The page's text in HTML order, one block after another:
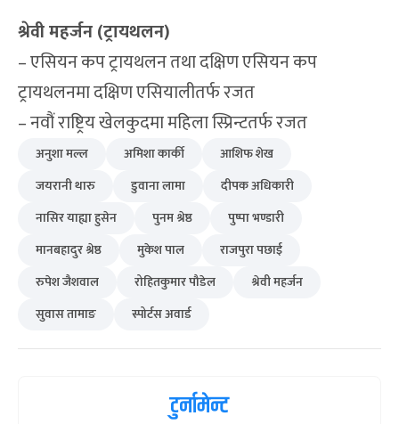
श्रेवी महर्जन (ट्रायथलन)
– एसियन कप ट्रायथलन तथा दक्षिण एसियन कप
ट्रायथलनमा दक्षिण एसियालीतर्फ रजत
– नवौं राष्ट्रिय खेलकुदमा महिला स्प्रिन्टतर्फ रजत
अनुशा मल्ल अमिशा कार्की
आशिफ शेख
जयरानी थारु
डुवाना लामा
दीपक अधिकारी
नासिर याह्या हुसेन
पुनम श्रेष्ठ
पुष्पा भण्डारी
मानबहादुर श्रेष्ठ
मुकेश पाल
राजपुरा पछाई
रुपेश जैशवाल
रोहितकुमार पौडेल
श्रेवी महर्जन
सुवास तामाङ
स्पोर्टस अवार्ड
टुर्नामेन्ट